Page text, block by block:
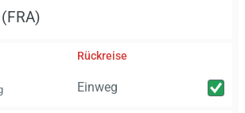
Rückreise
Einweg